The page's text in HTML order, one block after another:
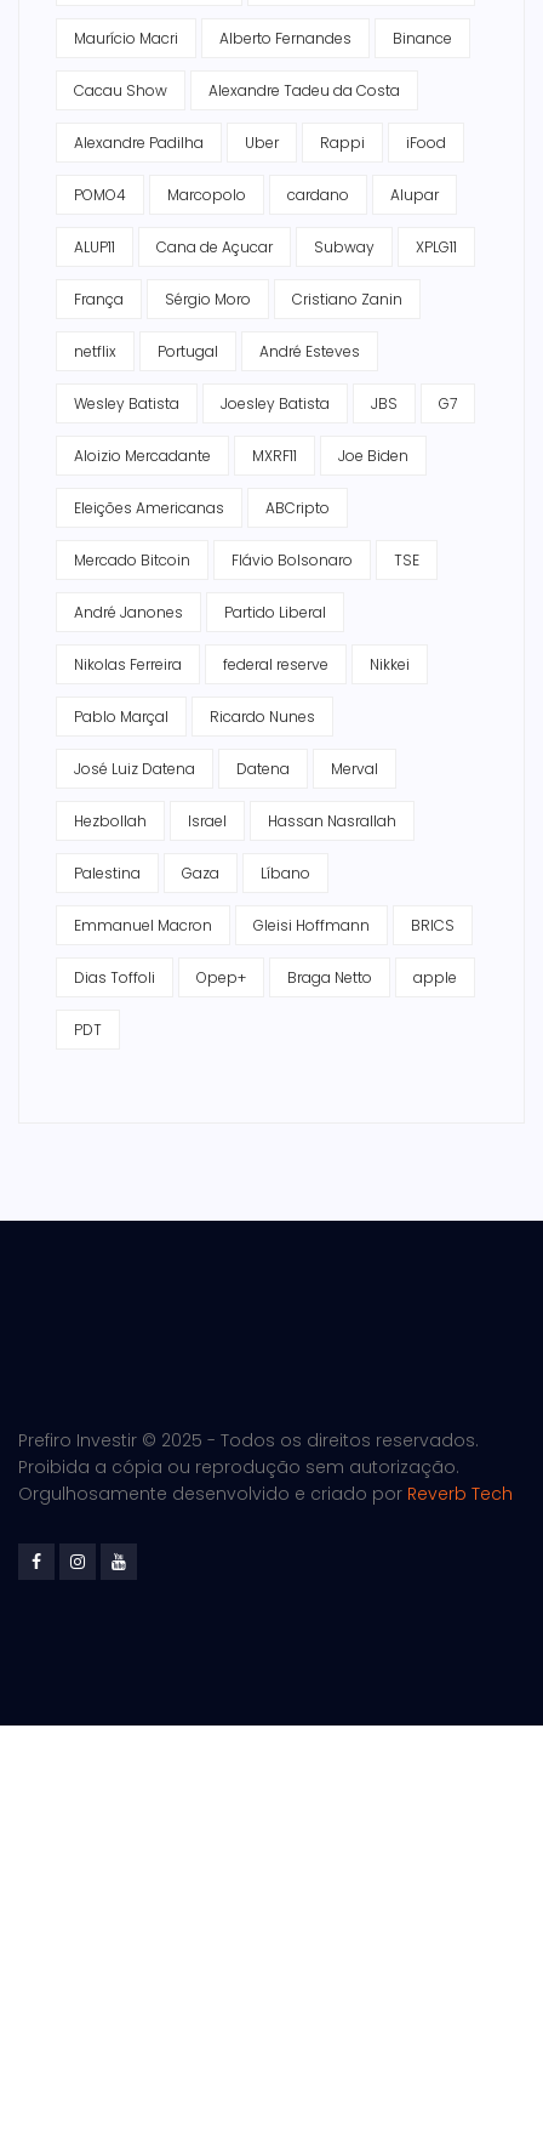
Maurício Macri Alberto Fernandes Binance
Cacau Show Alexandre Tadeu da Costa
Alexandre Padilha Uber Rappi iFood
POMO4 Marcopolo cardano Alupar
ALUP11 Cana de Açucar Subway XPLG11
França Sérgio Moro Cristiano Zanin
netflix Portugal André Esteves
Wesley Batista Joesley Batista JBS G7
Aloizio Mercadante MXRF11 Joe Biden
Eleições Americanas ABCripto
Mercado Bitcoin Flávio Bolsonaro TSE
André Janones Partido Liberal
Nikolas Ferreira federal reserve Nikkei
Pablo Marçal Ricardo Nunes
José Luiz Datena Datena Merval
Hezbollah Israel Hassan Nasrallah
Palestina Gaza Líbano
Emmanuel Macron Gleisi Hoffmann BRICS
Dias Toffoli Opep+ Braga Netto apple
PDT
Prefiro Investir © 2025 - Todos os direitos reservados.
Proibida a cópia ou reprodução sem autorização.
Orgulhosamente desenvolvido e criado por Reverb Tech